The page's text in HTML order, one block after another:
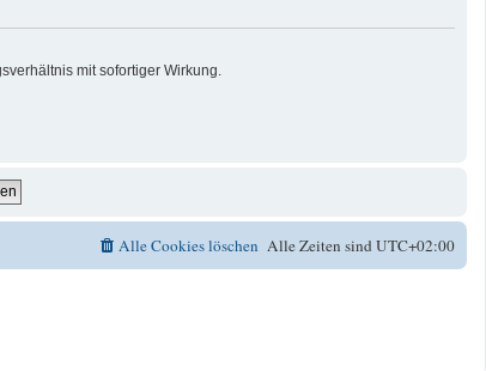
mit sofortiger Wirkung.
Alle Zeiten sindUTC+02:00
Alle Cookies löschen